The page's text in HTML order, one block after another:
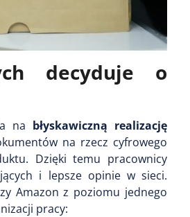
decyduje o
na błyskawiczną realizację
na rzecz cyfrowego
Dzięki temu pracownicy
i lepsze opinie w sieci.
Amazon z poziomu jednego
pracy: